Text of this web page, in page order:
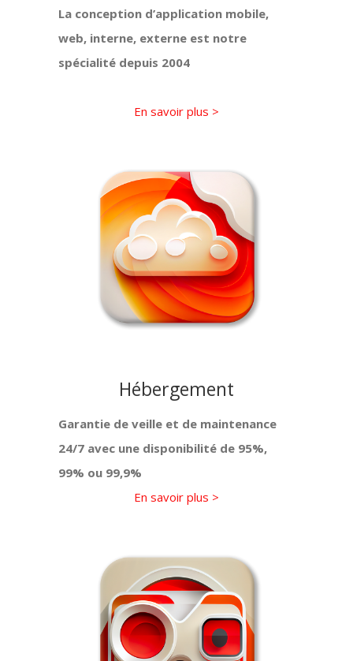
La conception d’application mobile,
web, interne, externe est notre
spécialité depuis 2004
En savoir plus >
Hébergement
Garantie de veille et de maintenance
24/7 avec une disponibilité de 95%,
99% ou 99,9%
En savoir plus >